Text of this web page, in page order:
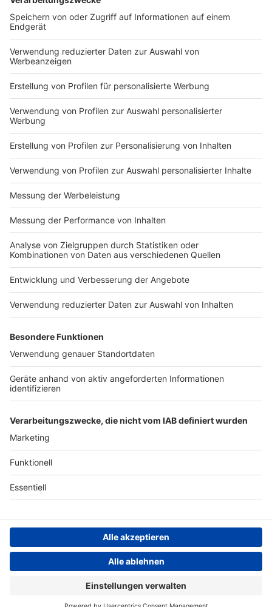
DEINE GEMERKTEN ARTIKEL
Du hast dir noch keine Artikel gemerkt
Impressum
Nutzungsbedingungen
Jobs
Presse
Werben
Archiv
ANTENNE BAYERN GROUP
Stiftung ANTENNE BAYERN
hilft
Teilnahmebedingungen
Grounding Page ANTENNE
BAYERN
Kontakt
Studio-Hotline
Verkehrs-Hotline
Datenschutz­erklärung
einstellungen
Persönliche Datenkontrolle
Newsletter
ANTENNE BAYERN Live